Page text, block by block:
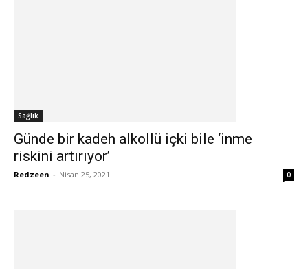
Sağlık
Günde bir kadeh alkollü içki bile ‘inme
riskini artırıyor’
Redzeen - Nisan 25, 2021 0